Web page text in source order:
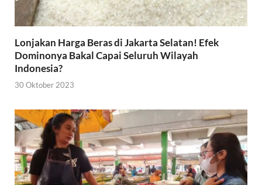
Lonjakan Harga Beras di Jakarta Selatan! Efek
Dominonya Bakal Capai Seluruh Wilayah
Indonesia?
30 Oktober 2023